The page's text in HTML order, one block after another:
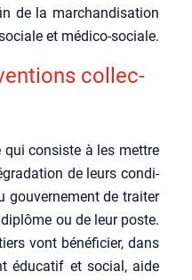
de la mar­chan­di­sa­tion
et médi­co-sociale.
col­lec­
qui consiste à les mettre
de leurs condi­
gou­ver­ne­ment de trai­ter
ou de leur poste.
vont béné­fi­cier, dans
édu­ca­tif et social, aide